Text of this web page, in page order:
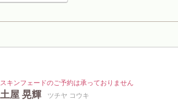
スキンフェードのご予約は承っておりません
土屋 晃輝 ツチヤ コウキ